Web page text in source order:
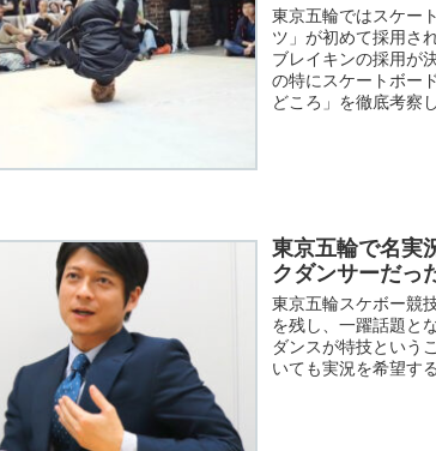
東京五輪ではスケー
ツ」が初めて採用さ
ブレイキンの採用が
の特にスケートボー
どころ」を徹底考察
東京五輪で名実
クダンサーだっ
東京五輪スケボー競
を残し、一躍話題と
ダンスが特技という
いても実況を希望す